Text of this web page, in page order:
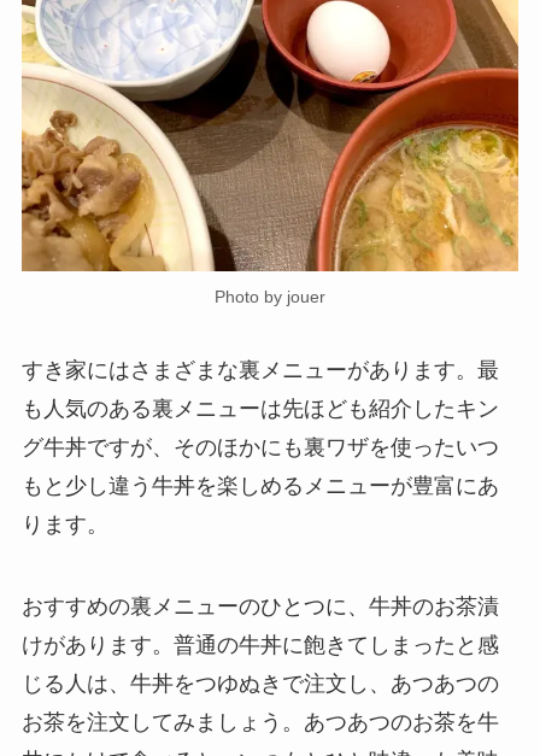
Photo by jouer
すき家にはさまざまな裏メニューがあります。最
も人気のある裏メニューは先ほども紹介したキン
グ牛丼ですが、そのほかにも裏ワザを使ったいつ
もと少し違う牛丼を楽しめるメニューが豊富にあ
ります。
おすすめの裏メニューのひとつに、牛丼のお茶漬
けがあります。普通の牛丼に飽きてしまったと感
じる人は、牛丼をつゆぬきで注文し、あつあつの
お茶を注文してみましょう。あつあつのお茶を牛